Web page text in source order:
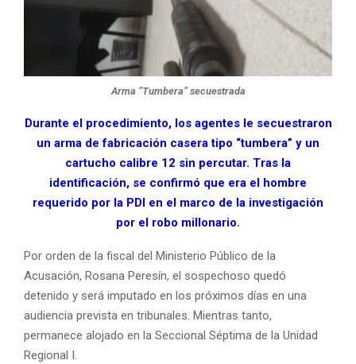
Arma “Tumbera” secuestrada
Durante el procedimiento, los agentes le secuestraron
un arma de fabricación casera tipo “tumbera” y un
cartucho calibre 12 sin percutar. Tras la
identificación, se confirmó que era el hombre
requerido por la PDI en el marco de la investigación
por el robo millonario.
Por orden de la fiscal del Ministerio Público de la
Acusación, Rosana Peresín, el sospechoso quedó
detenido y será imputado en los próximos días en una
audiencia prevista en tribunales. Mientras tanto,
permanece alojado en la Seccional Séptima de la Unidad
Regional I.